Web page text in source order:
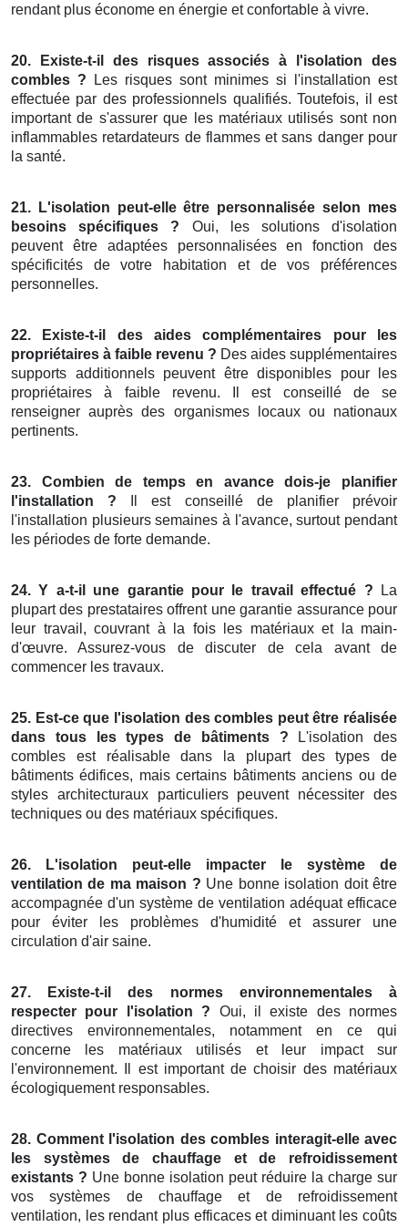
rendant plus économe en énergie et confortable à vivre.
20. Existe-t-il des risques associés à l'isolation des
combles ? Les risques sont minimes si l'installation est
effectuée par des professionnels qualifiés. Toutefois, il est
important de s'assurer que les matériaux utilisés sont non
inflammables retardateurs de flammes et sans danger pour
la santé.
21. L'isolation peut-elle être personnalisée selon mes
besoins spécifiques ? Oui, les solutions d'isolation
peuvent être adaptées personnalisées en fonction des
spécificités de votre habitation et de vos préférences
personnelles.
22. Existe-t-il des aides complémentaires pour les
propriétaires à faible revenu ? Des aides supplémentaires
supports additionnels peuvent être disponibles pour les
propriétaires à faible revenu. Il est conseillé de se
renseigner auprès des organismes locaux ou nationaux
pertinents.
23. Combien de temps en avance dois-je planifier
l'installation ? Il est conseillé de planifier prévoir
l'installation plusieurs semaines à l'avance, surtout pendant
les périodes de forte demande.
24. Y a-t-il une garantie pour le travail effectué ? La
plupart des prestataires offrent une garantie assurance pour
leur travail, couvrant à la fois les matériaux et la main-
d'œuvre. Assurez-vous de discuter de cela avant de
commencer les travaux.
25. Est-ce que l'isolation des combles peut être réalisée
dans tous les types de bâtiments ? L'isolation des
combles est réalisable dans la plupart des types de
bâtiments édifices, mais certains bâtiments anciens ou de
styles architecturaux particuliers peuvent nécessiter des
techniques ou des matériaux spécifiques.
26. L'isolation peut-elle impacter le système de
ventilation de ma maison ? Une bonne isolation doit être
accompagnée d'un système de ventilation adéquat efficace
pour éviter les problèmes d'humidité et assurer une
circulation d'air saine.
27. Existe-t-il des normes environnementales à
respecter pour l'isolation ? Oui, il existe des normes
directives environnementales, notamment en ce qui
concerne les matériaux utilisés et leur impact sur
l'environnement. Il est important de choisir des matériaux
écologiquement responsables.
28. Comment l'isolation des combles interagit-elle avec
les systèmes de chauffage et de refroidissement
existants ? Une bonne isolation peut réduire la charge sur
vos systèmes de chauffage et de refroidissement
ventilation, les rendant plus efficaces et diminuant les coûts